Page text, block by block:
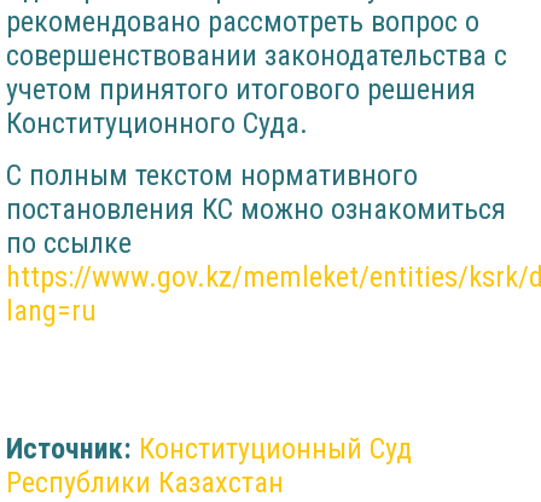
рекомендовано рассмотреть вопрос о
совершенствовании законодательства с
учетом принятого итогового решения
Конституционного Суда.
С полным текстом нормативного
постановления КС можно ознакомиться
по ссылке
https://www.gov.kz/memleket/entities/ksrk/
lang=ru
Источник: Конституционный Суд
Республики Казахстан